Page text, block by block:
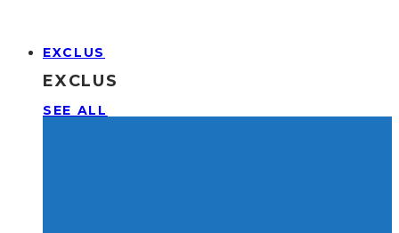
EXCLUS
EXCLUS
SEE ALL